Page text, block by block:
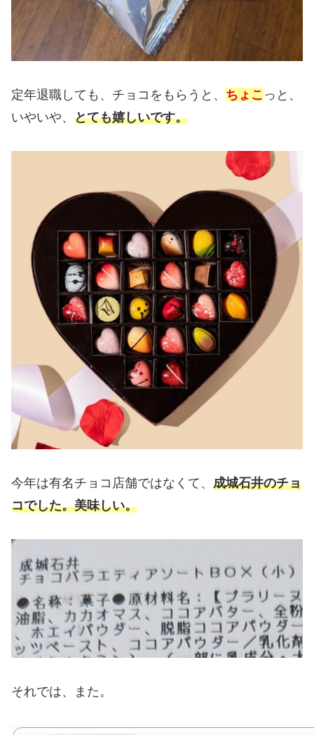
定年退職しても、チョコをもらうと、 ちょこ っと、
いやいや、 とても嬉しいです。
今年は有名チョコ店舗ではなくて、 成城石井のチョ
コでした。美味しい。
それでは、また。